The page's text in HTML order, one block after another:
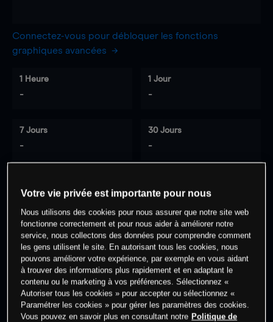
Connectez-vous pour débloquer les fonctions
graphiques avancées
1 Heure
-
1 Jour
-
7 Jours
-
30 Jours
-
0% des clients ont une position à
cet actif
Commencez à trader
Votre vie privée est importante pour nous
Nous utilisons des cookies pour nous assurer que notre site web
fonctionne correctement et pour nous aider à améliorer notre
service, nous collectons des données pour comprendre comment
les gens utilisent le site. En autorisant tous les cookies, nous
pouvons améliorer votre expérience, par exemple en vous aidant
à trouver des informations plus rapidement et en adaptant le
contenu ou le marketing à vos préférences. Sélectionnez «
Autoriser tous les cookies » pour accepter ou sélectionnez «
Paramétrer les cookies » pour gérer les paramètres des cookies.
Vous pouvez en savoir plus en consultant notre Politique de